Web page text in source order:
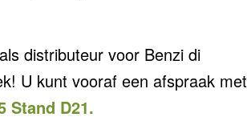
distributeur voor Benzi di
U kunt vooraf een afspraak met
Stand D21.